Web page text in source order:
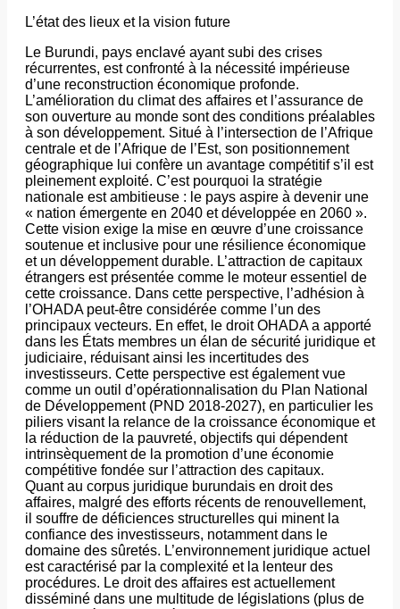
​L’état des lieux et la vision future
​Le Burundi, pays enclavé ayant subi des crises
récurrentes, est confronté à la nécessité impérieuse
d’une reconstruction économique profonde.
L’amélioration du climat des affaires et l’assurance de
son ouverture au monde sont des conditions préalables
à son développement. Situé à l’intersection de l’Afrique
centrale et de l’Afrique de l’Est, son positionnement
géographique lui confère un avantage compétitif s’il est
pleinement exploité. C’est pourquoi la stratégie
nationale est ambitieuse : le pays aspire à devenir une
« nation émergente en 2040 et développée en 2060 ».
Cette vision exige la mise en œuvre d’une croissance
soutenue et inclusive pour une résilience économique
et un développement durable. L’attraction de capitaux
étrangers est présentée comme le moteur essentiel de
cette croissance. Dans cette perspective, l’adhésion à
l’OHADA peut-être considérée comme l’un des
principaux vecteurs. En effet, le droit OHADA a apporté
dans les États membres un élan de sécurité juridique et
judiciaire, réduisant ainsi les incertitudes des
investisseurs. Cette perspective est également vue
comme un outil d’opérationnalisation du Plan National
de Développement (PND 2018-2027), en particulier les
piliers visant la relance de la croissance économique et
la réduction de la pauvreté, objectifs qui dépendent
intrinsèquement de la promotion d’une économie
compétitive fondée sur l’attraction des capitaux.
​Quant au corpus juridique burundais en droit des
affaires, malgré des efforts récents de renouvellement,
il souffre de déficiences structurelles qui minent la
confiance des investisseurs, notamment dans le
domaine des sûretés. L’environnement juridique actuel
est caractérisé par la complexité et la lenteur des
procédures. Le droit des affaires est actuellement
disséminé dans une multitude de législations (plus de